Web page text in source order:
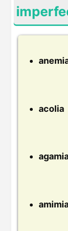
acolia